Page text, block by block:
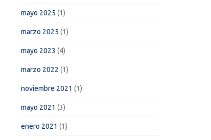
mayo 2025 (1)
marzo 2025 (1)
mayo 2023 (4)
marzo 2022 (1)
noviembre 2021 (1)
mayo 2021 (3)
enero 2021 (1)